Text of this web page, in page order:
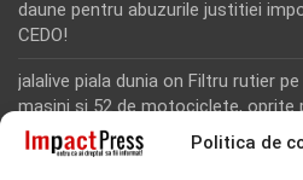
Politica de
daune pentru abuzurile justitiei
CEDO!
jalalive piala dunia on Filtru rutier
masini si 52 de motociclete, oprite
Rodion Camatoritul on Inca un